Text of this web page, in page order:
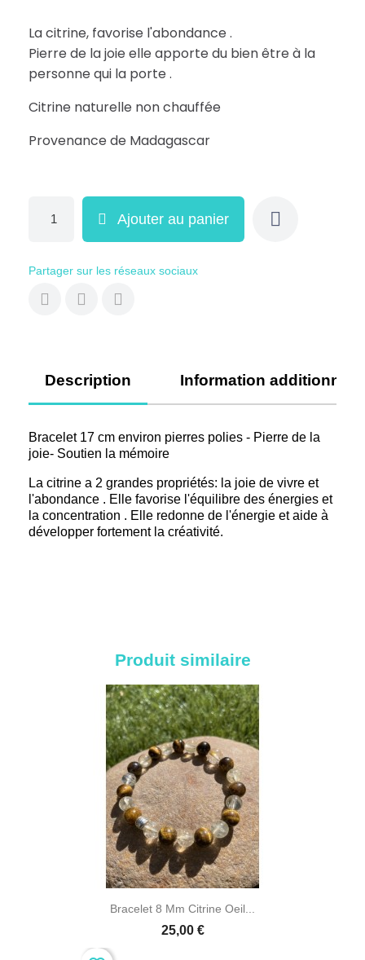
La citrine, favorise l'abondance .
Pierre de la joie elle apporte du bien être à la
personne qui la porte .
Citrine naturelle non chauffée
Provenance de Madagascar
Ajouter au panier
Partager sur les réseaux sociaux
Description Information
Bracelet 17 cm environ pierres polies - Pierre de la
joie- Soutien la mémoire
La citrine a 2 grandes propriétés: la joie de vivre et
l'abondance . Elle favorise l'équilibre des énergies et
la concentration . Elle redonne de l'énergie et aide à
développer fortement la créativité.
Produit similaire
Bracelet 8 Mm Citrine Oeil...
25,00 €